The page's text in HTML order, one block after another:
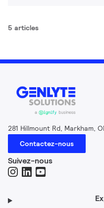
5 articles
281 Hillmount Rd, Markham,
Contactez-nous
Suivez-nous